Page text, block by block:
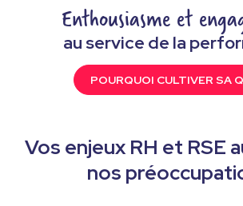
Enthousiasme et
au service de la
POURQUOI CULTIVER SA
Vos enjeux RH et RSE
nos